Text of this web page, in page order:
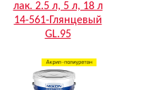
лак. 2.5 л, 5 л, 18 л
14-561-Глянцевый
GL.95